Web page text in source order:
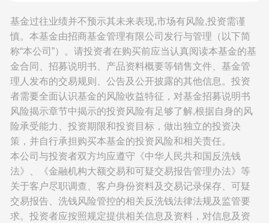
基金过往业绩并不预示其未来表现,市场有风险,投资需谨
慎。本基金由招商基金管理有限公司发行与管理（以下简
称“本公司”）。请投资者在购买前应当认真阅读本基金的基
金合同、招募说明书、产品资料概要等销售文件、基金管
理人发布的交易规则、公告及公开披露的其他信息。投资
者需要全面认识基金的风险收益特征，对基金招募说明书
风险揭示章节中揭示的投资风险有足够了解,根据自身的风
险承受能力、投资期限和投资目标，做出独立的投资决
策，并自行承担购买本基金的投资风险和相关责任。
本公司与投资者双方均应遵守《中华人民共和国反洗钱
法》、《金融机构大额交易和可疑交易报告管理办法》等
关于客户尽职调查、客户身份资料及交易记录保存、可疑
交易报告、洗钱风险管控的相关反洗钱法律法规及监管要
求。投资者应按照规定提供相关信息及资料，对信息及资